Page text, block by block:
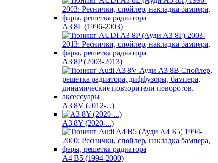
A3 8L (1996-2003)
A3 8P (2003-2013)
A3 8V (2012-...)
A3 8Y (2020-...)
A4 B5 (1994-2000)